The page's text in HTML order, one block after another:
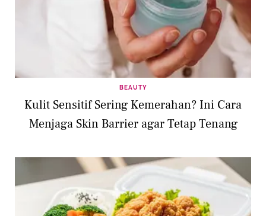
BEAUTY
Kulit Sensitif Sering Kemerahan? Ini Cara
Menjaga Skin Barrier agar Tetap Tenang